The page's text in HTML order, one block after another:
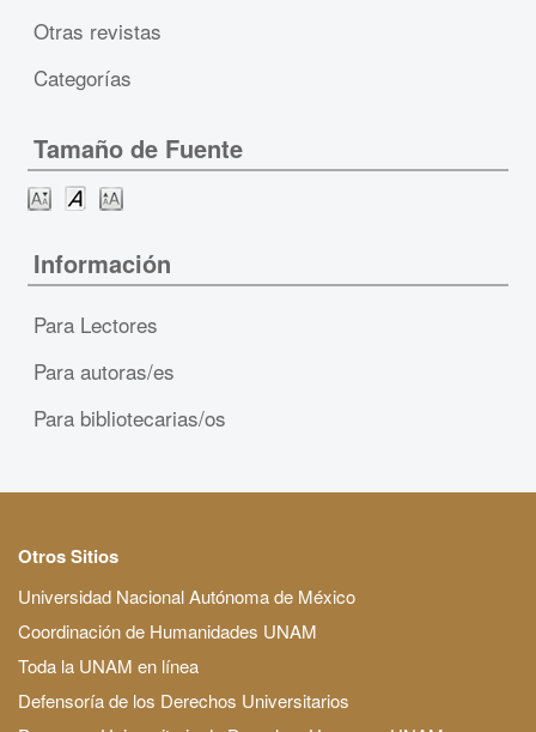
Otras revistas
Categorías
Tamaño de Fuente
Información
Para Lectores
Para autoras/es
Para bibliotecarias/os
Otros Sitios
Universidad Nacional Autónoma de México
Coordinación de Humanidades UNAM
Toda la UNAM en línea
Defensoría de los Derechos Universitarios